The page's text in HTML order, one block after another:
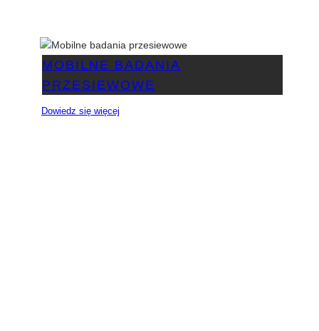
MOBILNE BADANIA
PRZESIEWOWE
Dowiedz się więcej